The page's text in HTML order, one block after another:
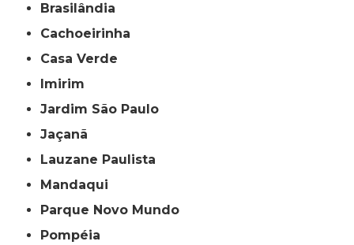
Brasilândia
Cachoeirinha
Casa Verde
Imirim
Jardim São Paulo
Jaçanã
Lauzane Paulista
Mandaqui
Parque Novo Mundo
Pompéia